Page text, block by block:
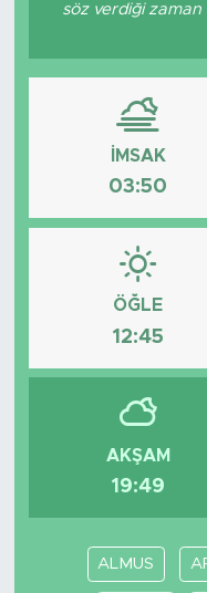
söz verdiği zaman
İMSAK
03:50
ÖĞLE
12:45
AKŞAM
19:49
ALMUS
RÖPÖRTAJ
ANALİZ
NOSTALJİ
KULİS
YAZARLAR
EKONOMİ
YAŞAM